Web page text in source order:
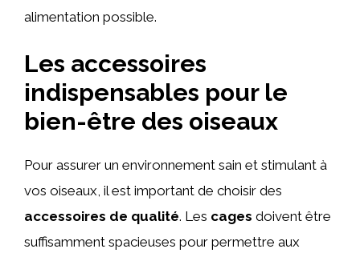
alimentation possible.
Les accessoires
indispensables pour le
bien-être des oiseaux
Pour assurer un environnement sain et stimulant à
vos oiseaux, il est important de choisir des
accessoires de qualité. Les cages doivent être
suffisamment spacieuses pour permettre aux